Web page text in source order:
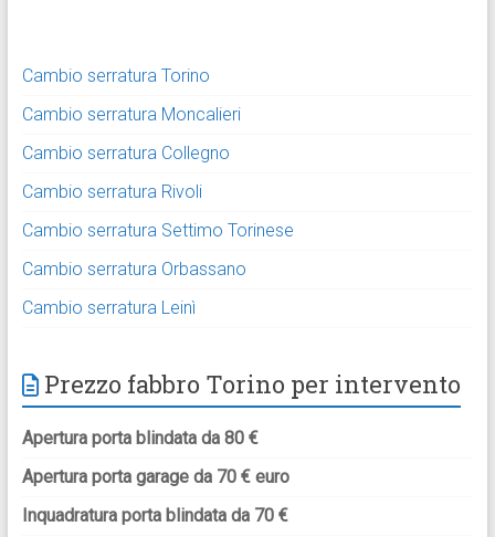
Cambio serratura Torino
Cambio serratura Moncalieri
Cambio serratura Collegno
Cambio serratura Rivoli
Cambio serratura Settimo Torinese
Cambio serratura Orbassano
Cambio serratura Leinì
Prezzo fabbro Torino per intervento
Apertura porta blindata da 80 €
Apertura porta garage da 70 € euro
Inquadratura porta blindata da 70 €